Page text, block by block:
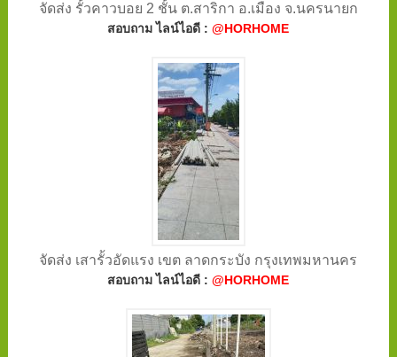
จัดส่ง รั้วคาวบอย 2 ชั้น ต.สาริกา อ.เมือง จ.นครนายก
สอบถาม ไลน์ไอดี :@HORHOME
จัดส่ง เสารั้วอัดแรง เขต ลาดกระบัง กรุงเทพมหานคร
สอบถาม ไลน์ไอดี :@HORHOME